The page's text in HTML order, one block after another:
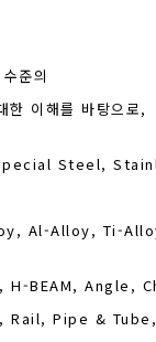
준의
한 이해를 바탕으로,
Steel,
Al-Alloy, Ti-
BEAM, Angle,
Rail, Pipe &